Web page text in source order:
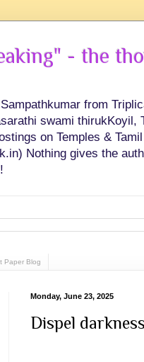
- the
from
swami thirukKoyil,
on Temples &
Nothing gives the
Paper Blog
Monday, June 23, 2025
Dispel